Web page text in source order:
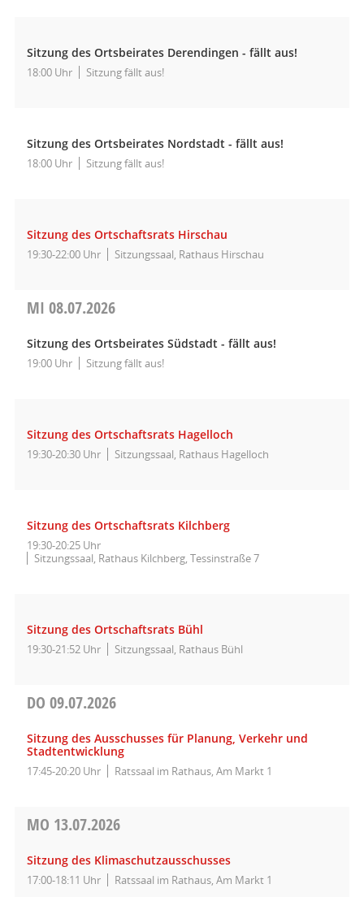
Sitzung des Ortsbeirates Derendingen - fällt aus!
18:00 Uhr Sitzung fällt aus!
Sitzung des Ortsbeirates Nordstadt - fällt aus!
18:00 Uhr Sitzung fällt aus!
Sitzung des Ortschaftsrats Hirschau
19:30-22:00 Uhr Sitzungssaal, Rathaus Hirschau
MI 08.07.2026
Sitzung des Ortsbeirates Südstadt - fällt aus!
19:00 Uhr Sitzung fällt aus!
Sitzung des Ortschaftsrats Hagelloch
19:30-20:30 Uhr Sitzungssaal, Rathaus Hagelloch
Sitzung des Ortschaftsrats Kilchberg
19:30-20:25 Uhr
Sitzungssaal, Rathaus Kilchberg, Tessinstraße 7
Sitzung des Ortschaftsrats Bühl
19:30-21:52 Uhr Sitzungssaal, Rathaus Bühl
DO 09.07.2026
Sitzung des Ausschusses für Planung, Verkehr und
Stadtentwicklung
17:45-20:20 Uhr Ratssaal im Rathaus, Am Markt 1
MO 13.07.2026
Sitzung des Klimaschutzausschusses
17:00-18:11 Uhr Ratssaal im Rathaus, Am Markt 1